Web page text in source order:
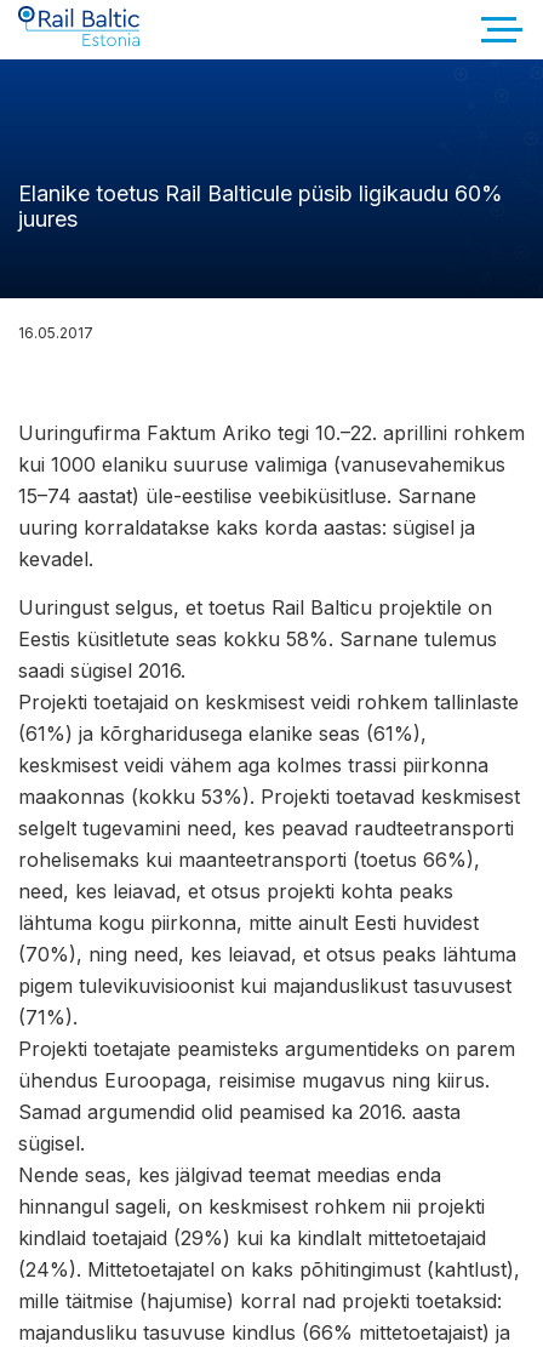
Elanike toetus Rail Balticule püsib ligikaudu 60%
juures
16.05.2017
Uuringufirma Faktum Ariko tegi 10.–22. aprillini rohkem
kui 1000 elaniku suuruse valimiga (vanusevahemikus
15–74 aastat) üle-eestilise veebiküsitluse. Sarnane
uuring korraldatakse kaks korda aastas: sügisel ja
kevadel.
Uuringust selgus, et toetus Rail Balticu projektile on
Eestis küsitletute seas kokku 58%. Sarnane tulemus
saadi sügisel 2016.
Projekti toetajaid on keskmisest veidi rohkem tallinlaste
(61%) ja kõrgharidusega elanike seas (61%),
keskmisest veidi vähem aga kolmes trassi piirkonna
maakonnas (kokku 53%). Projekti toetavad keskmisest
selgelt tugevamini need, kes peavad raudteetransporti
rohelisemaks kui maanteetransporti (toetus 66%),
need, kes leiavad, et otsus projekti kohta peaks
lähtuma kogu piirkonna, mitte ainult Eesti huvidest
(70%), ning need, kes leiavad, et otsus peaks lähtuma
pigem tulevikuvisioonist kui majanduslikust tasuvusest
(71%).
Projekti toetajate peamisteks argumentideks on parem
ühendus Euroopaga, reisimise mugavus ning kiirus.
Samad argumendid olid peamised ka 2016. aasta
sügisel.
Nende seas, kes jälgivad teemat meedias enda
hinnangul sageli, on keskmisest rohkem nii projekti
kindlaid toetajaid (29%) kui ka kindlalt mittetoetajaid
(24%). Mittetoetajatel on kaks põhitingimust (kahtlust),
mille täitmise (hajumise) korral nad projekti toetaksid:
majandusliku tasuvuse kindlus (66% mittetoetajaist) ja